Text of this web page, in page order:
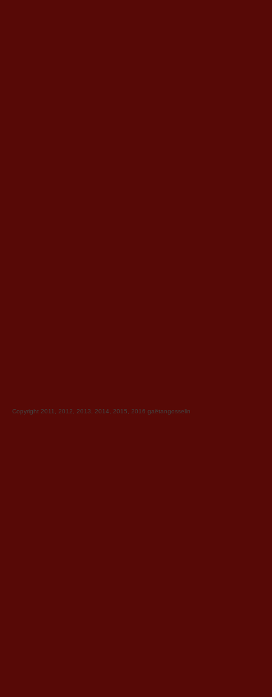
Copyright 2011, 2012, 2013, 2014, 2015, 2016 gaëtangosselin